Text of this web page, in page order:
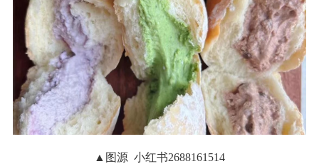
▲图源 小红书2688161514